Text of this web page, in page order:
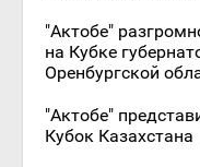
"Актобе"
на Кубке
Оренбургской
"Актобе"
Кубок Казахстана